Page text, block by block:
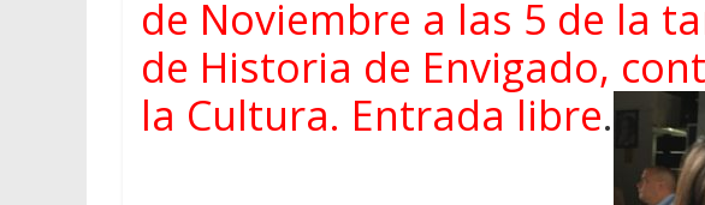
de Noviembre a las 5 de la
de Historia de Envigado,
la Cultura. Entrada libre.